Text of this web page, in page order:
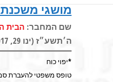
מושגי
שם המחבר: הבית
ה׳תשע״ז (ינו 29, 2017) |
*יפוי כוח
טופס משפטי להעברת